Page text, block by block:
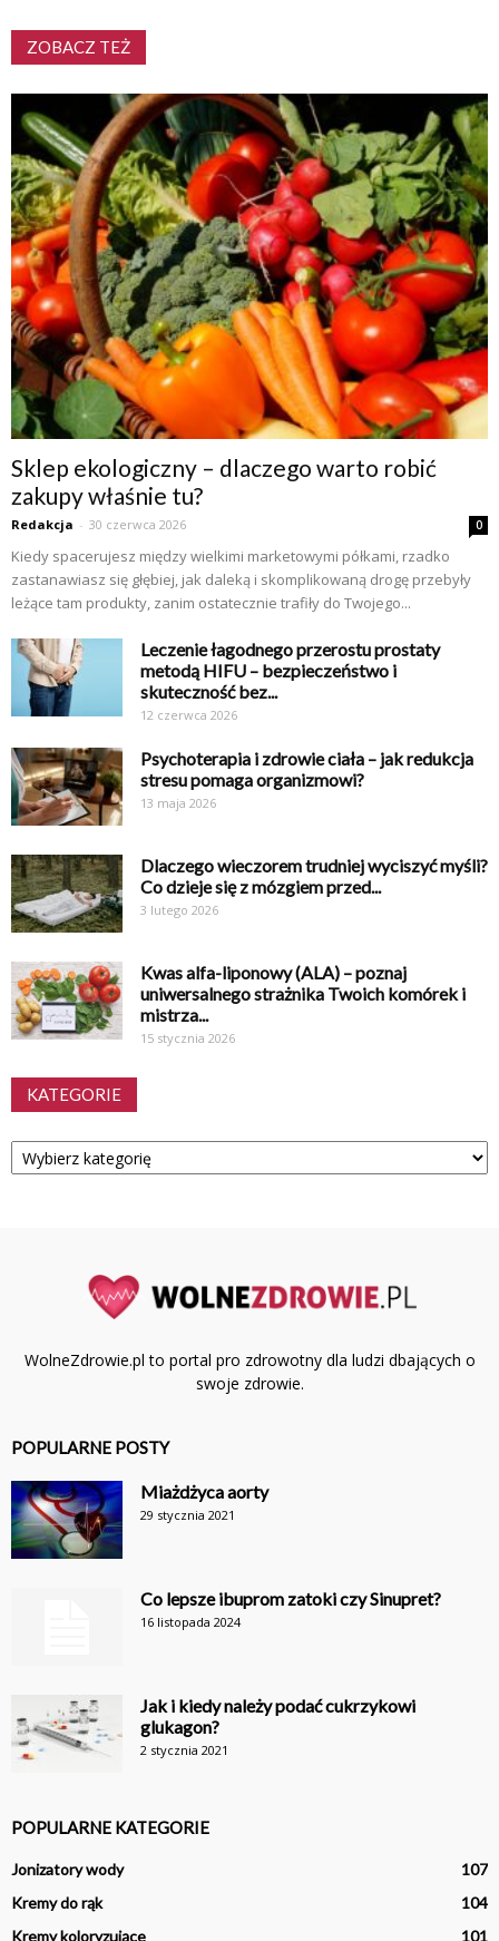
ZOBACZ TEŻ
Sklep ekologiczny – dlaczego warto robić
zakupy właśnie tu?
Redakcja - 30 czerwca 2026 0
Kiedy spacerujesz między wielkimi marketowymi półkami, rzadko
zastanawiasz się głębiej, jak daleką i skomplikowaną drogę przebyły
leżące tam produkty, zanim ostatecznie trafiły do Twojego...
Leczenie łagodnego przerostu prostaty
metodą HIFU – bezpieczeństwo i
skuteczność bez...
12 czerwca 2026
Psychoterapia i zdrowie ciała – jak redukcja
stresu pomaga organizmowi?
13 maja 2026
Dlaczego wieczorem trudniej wyciszyć myśli?
Co dzieje się z mózgiem przed...
3 lutego 2026
Kwas alfa-liponowy (ALA) – poznaj
uniwersalnego strażnika Twoich komórek i
mistrza...
15 stycznia 2026
KATEGORIE
Kategorie
WolneZdrowie.pl to portal pro zdrowotny dla ludzi dbających o
swoje zdrowie.
POPULARNE POSTY
Miażdżyca aorty
29 stycznia 2021
Co lepsze ibuprom zatoki czy Sinupret?
16 listopada 2024
Jak i kiedy należy podać cukrzykowi
glukagon?
2 stycznia 2021
POPULARNE KATEGORIE
Jonizatory wody
107
Kremy do rąk
104
Kremy koloryzujące
101